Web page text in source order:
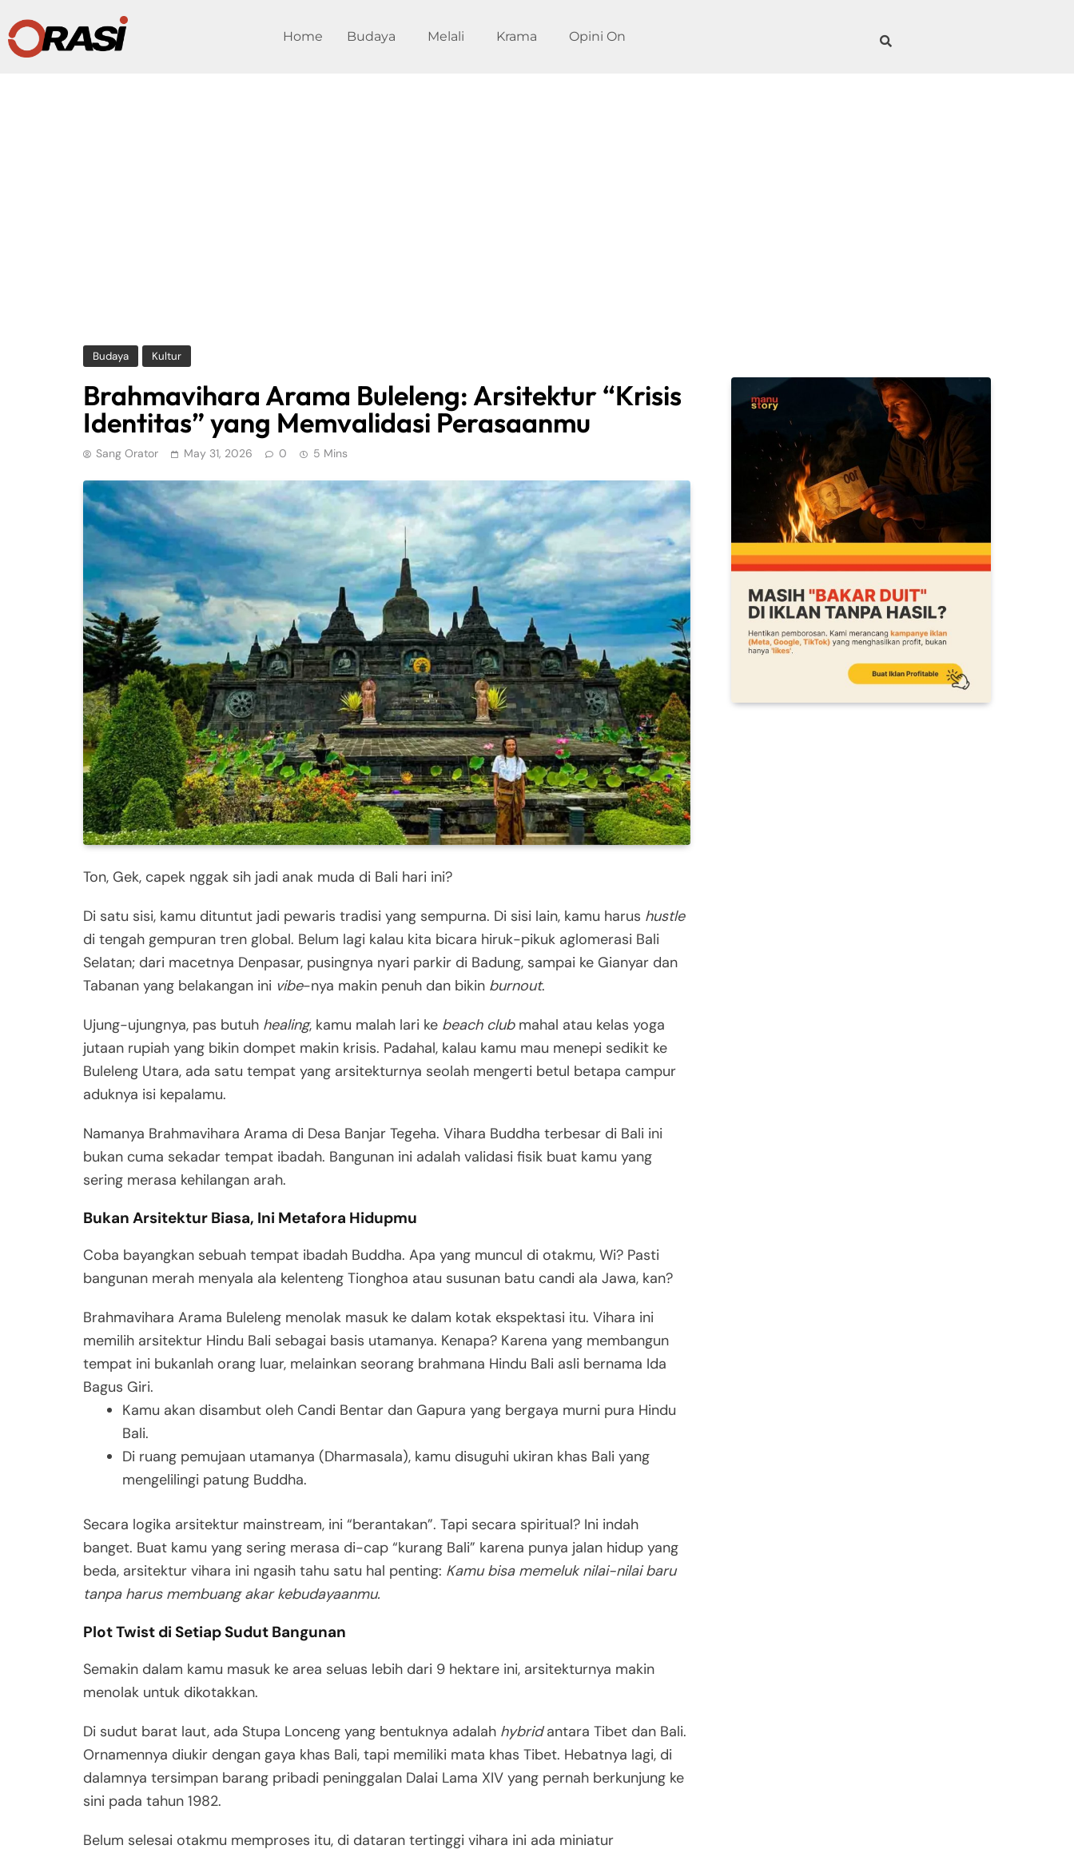
Home Budaya Melali Krama Opini On
Budaya Kultur
Brahmavihara Arama Buleleng: Arsitektur “Krisis
Identitas” yang Memvalidasi Perasaanmu
Sang Orator May 31, 2026 0 5 Mins
Ton, Gek, capek nggak sih jadi anak muda di Bali hari ini?
Di satu sisi, kamu dituntut jadi pewaris tradisi yang sempurna. Di sisi lain, kamu harus hustle
di tengah gempuran tren global. Belum lagi kalau kita bicara hiruk-pikuk aglomerasi Bali
Selatan; dari macetnya Denpasar, pusingnya nyari parkir di Badung, sampai ke Gianyar dan
Tabanan yang belakangan ini vibe-nya makin penuh dan bikin burnout.
Ujung-ujungnya, pas butuh healing, kamu malah lari ke beach clubmahal atau kelas yoga
jutaan rupiah yang bikin dompet makin krisis. Padahal, kalau kamu mau menepi sedikit ke
Buleleng Utara, ada satu tempat yang arsitekturnya seolah mengerti betul betapa campur
aduknya isi kepalamu.
Namanya Brahmavihara Arama di Desa Banjar Tegeha. Vihara Buddha terbesar di Bali ini
bukan cuma sekadar tempat ibadah. Bangunan ini adalah validasi fisik buat kamu yang
sering merasa kehilangan arah.
Bukan Arsitektur Biasa, Ini Metafora Hidupmu
Coba bayangkan sebuah tempat ibadah Buddha. Apa yang muncul di otakmu, Wi? Pasti
bangunan merah menyala ala kelenteng Tionghoa atau susunan batu candi ala Jawa, kan?
Brahmavihara Arama Buleleng menolak masuk ke dalam kotak ekspektasi itu. Vihara ini
memilih arsitektur Hindu Bali sebagai basis utamanya. Kenapa? Karena yang membangun
tempat ini bukanlah orang luar, melainkan seorang brahmana Hindu Bali asli bernama Ida
Bagus Giri.
Kamu akan disambut oleh Candi Bentar dan Gapura yang bergaya murni pura Hindu
Bali.
Di ruang pemujaan utamanya (Dharmasala), kamu disuguhi ukiran khas Bali yang
mengelilingi patung Buddha.
Secara logika arsitektur mainstream, ini “berantakan”. Tapi secara spiritual? Ini indah
banget. Buat kamu yang sering merasa di-cap “kurang Bali” karena punya jalan hidup yang
beda, arsitektur vihara ini ngasih tahu satu hal penting: Kamu bisa memeluk nilai-nilai baru
tanpa harus membuang akar kebudayaanmu.
Plot Twist di Setiap Sudut Bangunan
Semakin dalam kamu masuk ke area seluas lebih dari 9 hektare ini, arsitekturnya makin
menolak untuk dikotakkan.
Di sudut barat laut, ada Stupa Lonceng yang bentuknya adalah hybridantara Tibet dan Bali.
Ornamennya diukir dengan gaya khas Bali, tapi memiliki mata khas Tibet. Hebatnya lagi, di
dalamnya tersimpan barang pribadi peninggalan Dalai Lama XIV yang pernah berkunjung ke
sini pada tahun 1982.
Belum selesai otakmu memproses itu, di dataran tertinggi vihara ini ada miniatur